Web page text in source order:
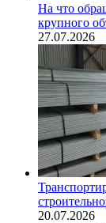
На что
крупного
27.07.2026
20.07.2026